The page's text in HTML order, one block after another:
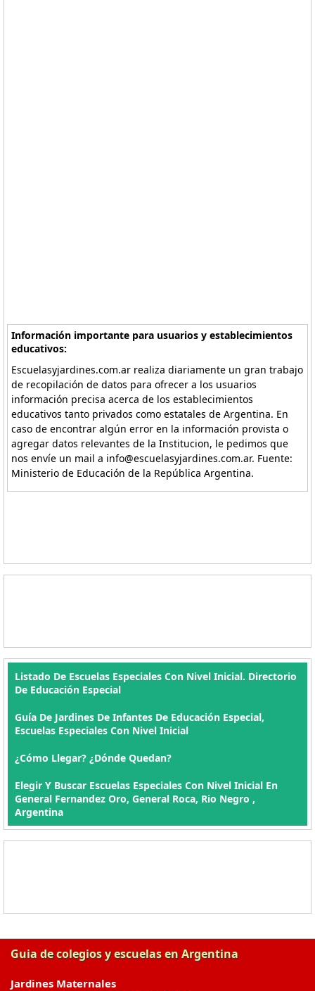
Información importante para usuarios y establecimientos
educativos:
Escuelasyjardines.com.ar realiza diariamente un gran trabajo
de recopilación de datos para ofrecer a los usuarios
información precisa acerca de los establecimientos
educativos tanto privados como estatales de Argentina. En
caso de encontrar algún error en la información provista o
agregar datos relevantes de la Institucion, le pedimos que
nos envíe un mail a info@escuelasyjardines.com.ar. Fuente:
Ministerio de Educación de la República Argentina.
Listado De Escuelas Especiales Con Nivel Inicial. Directorio
De Educación Especial
Guía De Jardines De Infantes De Educación Especial,
Escuelas Especiales Con Nivel Inicial
¿Cómo Llegar? ¿Dónde Quedan?
Elegir Y Buscar Escuelas Especiales Con Nivel Inicial En
General Fernandez Oro, General Roca, Rio Negro ,
Argentina
Guia de colegios y escuelas en Argentina
Jardines Maternales